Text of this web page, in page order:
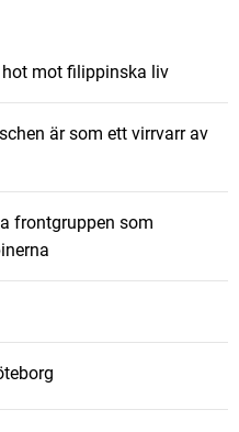
hot mot filippinska liv
är som ett virrvarr av
frontgruppen som